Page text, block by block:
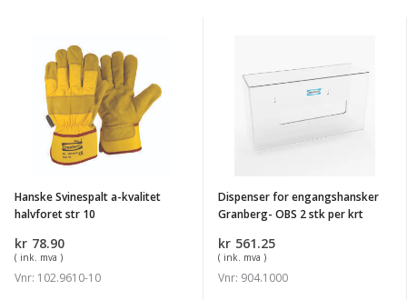
Hanske
Svinespalt
kvalitet
halvforet
Hanske Svinespalt a-kvalitet
halvforet str 10
kr 78.90
( ink. mva )
Vnr: 102.9610-10
engangshansker
per
Dispenser for engangshansker
Granberg- OBS 2 stk per krt
kr 561.25
( ink. mva )
Vnr: 904.1000